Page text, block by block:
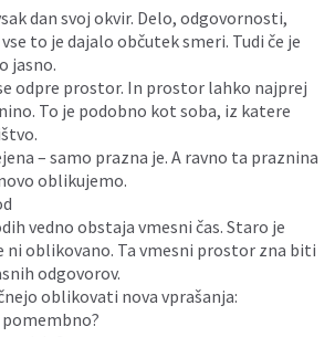
dan svoj okvir. Delo, odgovornosti,
to je dajalo občutek smeri. Tudi če je
jasno.
odpre prostor. In prostor lahko najprej
To je podobno kot soba, iz katere
– samo prazna je. A ravno ta praznina
oblikujemo.
vedno obstaja vmesni čas. Staro je
ni oblikovano. Ta vmesni prostor zna biti
odgovorov.
oblikovati nova vprašanja:
pomembno?